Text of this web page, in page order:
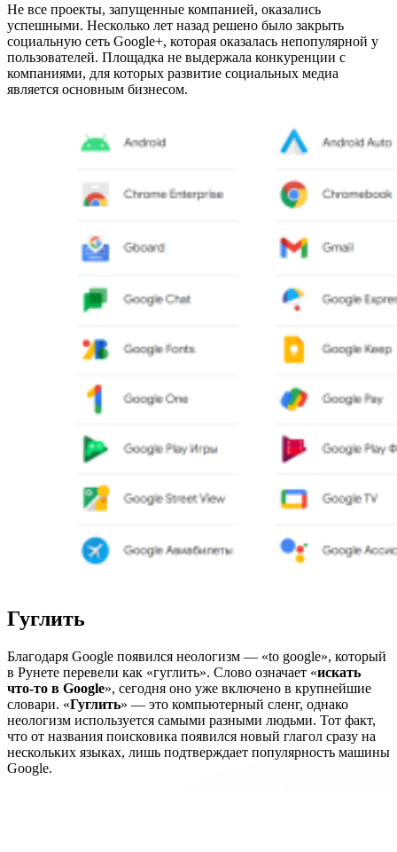
Не все проекты, запущенные компанией, оказались
успешными. Несколько лет назад решено было закрыть
социальную сеть Google+, которая оказалась непопулярной у
пользователей. Площадка не выдержала конкуренции с
компаниями, для которых развитие социальных медиа
является основным бизнесом.
Гуглить
Благодаря Google появился неологизм — «to google», который
в Рунете перевели как «гуглить». Слово означает «искать
что-то в Google», сегодня оно уже включено в крупнейшие
словари. «Гуглить» — это компьютерный сленг, однако
неологизм используется самыми разными людьми. Тот факт,
что от названия поисковика появился новый глагол сразу на
нескольких языках, лишь подтверждает популярность машины
Google.